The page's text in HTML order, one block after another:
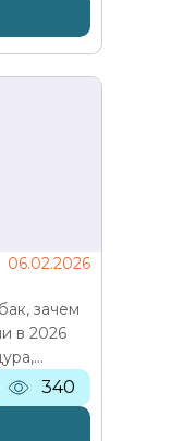
06.02.2026
зачем
в 2026
какие
340